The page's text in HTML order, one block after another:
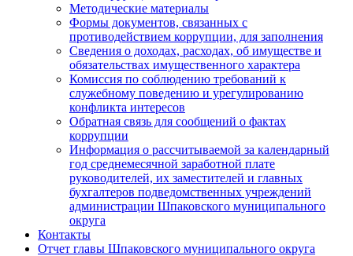
Методические материалы
Формы документов, связанных с
противодействием коррупции, для заполнения
Сведения о доходах, расходах, об имуществе и
обязательствах имущественного характера
Комиссия по соблюдению требований к
служебному поведению и урегулированию
конфликта интересов
Обратная связь для сообщений о фактах
коррупции
Информация о рассчитываемой за календарный
год среднемесячной заработной плате
руководителей, их заместителей и главных
бухгалтеров подведомственных учреждений
администрации Шпаковского муниципального
округа
Контакты
Отчет главы Шпаковского муниципального округа